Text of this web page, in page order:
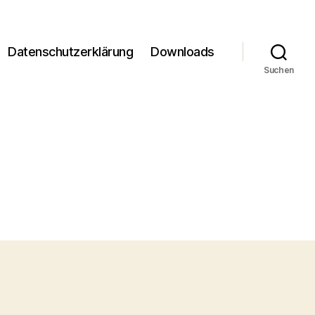
Datenschutzerklärung Downloads
Suchen